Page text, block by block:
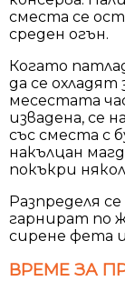
сместа се
среден огън.
Когато
да се охладят
месестата
извадена, се
със сместа с
накълцан
покъкри
Разпределя
гарнират по
сирене фета
ВРЕМЕ ЗА